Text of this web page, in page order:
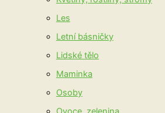
Les
Letní básničky
Lidské tělo
Maminka
Osoby